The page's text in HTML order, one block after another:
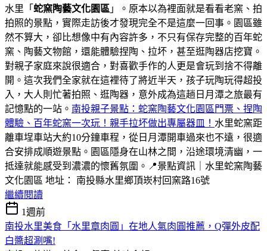
水里「 蛇窯陶藝文化園區 」。原本以為裡面就是看看老窯、拍
拍照的景點，實際走訪後才發現完全不是這麼一回事。園區雖
然不算大，卻比想像中有內容許多，不只有保存完整的百年蛇
窯、陶藝文物館，還能體驗捏陶、拉坏，甚至逛陶器店挖寶。
對親子家庭來說很適合，對喜歡手作的人更是會玩到捨不得離
開。這次我們全家就在這裡待了將近半天，孩子玩陶玩得超投
入，大人則忙著拍照、逛陶器，意外成為這趟日月潭之旅最有
記憶點的一站。 南投親子景點：蛇窯陶藝文化園區門票、捏陶
體驗、百年蛇窯一次玩！親手拉坏做出專屬器皿！ 水里蛇窯距
離車埕車站大約10分鐘車程，從日月潭開車過來也不遠，很適
合安排成順遊景點。園區隱身在山林之間，沿途環境清幽，一
抵達就能感受到濃濃的懷舊氛圍。📍景點資訊｜水里蛇窯陶藝
文化園區 地址： 南投縣水里鄉頂崁村回窯路16號
繼續閱讀
1週前
南投水里美食「水里章肉圓」在地人氣肉圓推薦，Q彈外皮配
白醬超涮嘴!